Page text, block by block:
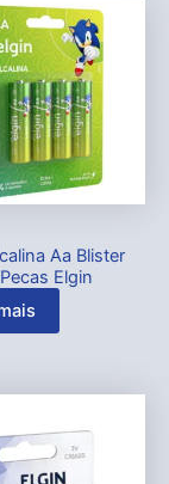
Aa Blister
Elgin